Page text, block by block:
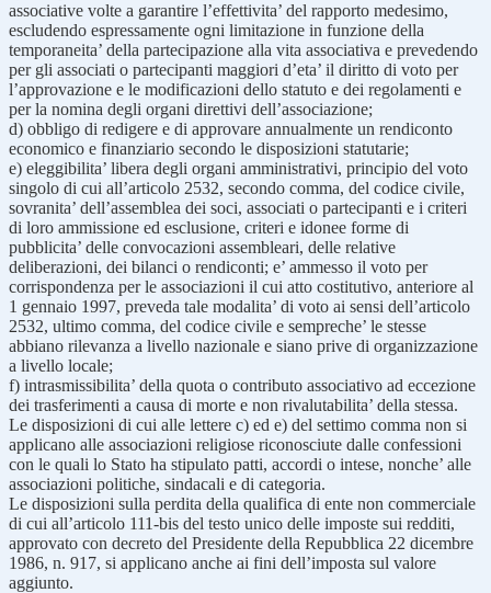
associative volte a garantire l’effettivita’ del rapporto medesimo,
escludendo espressamente ogni limitazione in funzione della
temporaneita’ della partecipazione alla vita associativa e prevedendo
per gli associati o partecipanti maggiori d’eta’ il diritto di voto per
l’approvazione e le modificazioni dello statuto e dei regolamenti e
per la nomina degli organi direttivi dell’associazione;
d) obbligo di redigere e di approvare annualmente un rendiconto
economico e finanziario secondo le disposizioni statutarie;
e) eleggibilita’ libera degli organi amministrativi, principio del voto
singolo di cui all’articolo 2532, secondo comma, del codice civile,
sovranita’ dell’assemblea dei soci, associati o partecipanti e i criteri
di loro ammissione ed esclusione, criteri e idonee forme di
pubblicita’ delle convocazioni assembleari, delle relative
deliberazioni, dei bilanci o rendiconti; e’ ammesso il voto per
corrispondenza per le associazioni il cui atto costitutivo, anteriore al
1 gennaio 1997, preveda tale modalita’ di voto ai sensi dell’articolo
2532, ultimo comma, del codice civile e sempreche’ le stesse
abbiano rilevanza a livello nazionale e siano prive di organizzazione
a livello locale;
f) intrasmissibilita’ della quota o contributo associativo ad eccezione
dei trasferimenti a causa di morte e non rivalutabilita’ della stessa.
Le disposizioni di cui alle lettere c) ed e) del settimo comma non si
applicano alle associazioni religiose riconosciute dalle confessioni
con le quali lo Stato ha stipulato patti, accordi o intese, nonche’ alle
associazioni politiche, sindacali e di categoria.
Le disposizioni sulla perdita della qualifica di ente non commerciale
di cui all’articolo 111-bis del testo unico delle imposte sui redditi,
approvato con decreto del Presidente della Repubblica 22 dicembre
1986, n. 917, si applicano anche ai fini dell’imposta sul valore
aggiunto.